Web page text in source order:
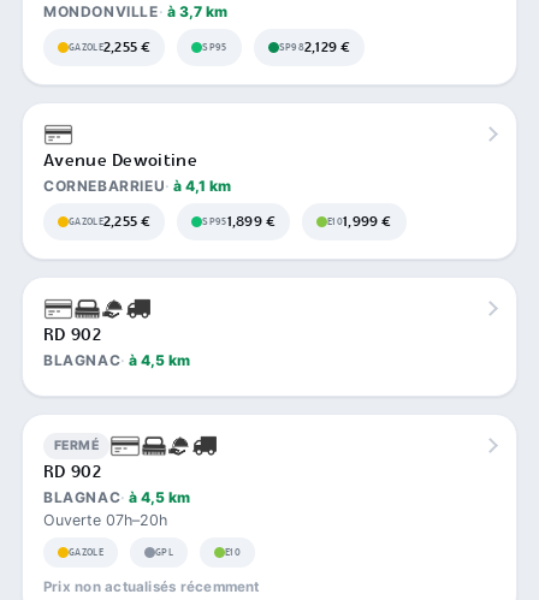
MONDONVILLE à 3,7 km
GAZOLE2,255 € SP95 SP982,129 €
Avenue Dewoitine
CORNEBARRIEU à 4,1 km
GAZOLE2,255 € SP951,899 € E101,999 €
RD 902
BLAGNAC à 4,5 km
FERMÉ
RD 902
BLAGNAC à 4,5 km
Ouverte 07h–20h
GAZOLE GPL E10
Prix non actualisés récemment